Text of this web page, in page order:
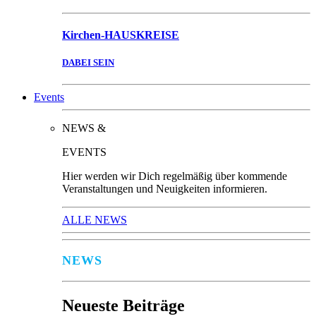
Kirchen-HAUSKREISE
DABEI SEIN
Events
NEWS &
EVENTS
Hier werden wir Dich regelmäßig über kommende
Veranstaltungen und Neuigkeiten informieren.
ALLE NEWS
NEWS
Neueste Beiträge